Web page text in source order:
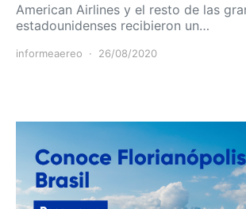
American Airlines y el resto de las
estadounidenses recibieron un…
informeaereo 26/08/2020